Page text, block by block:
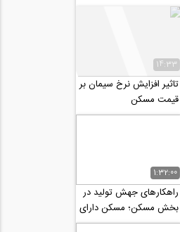
Excel
14:33
تاثیر افزایش نرخ سیمان بر
قیمت مسکن
1:32:00
راهکارهای جهش تولید در
بخش مسکن؛ مسکن دارای
زیرساخت، سامانه کاداستر